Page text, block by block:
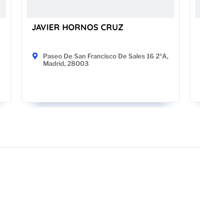
JAVIER HORNOS CRUZ
Paseo De San Francisco De Sales 16 2ºA,
Madrid, 28003